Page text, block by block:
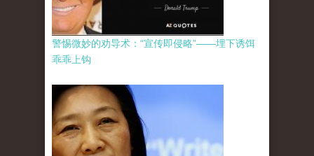
警惕微妙的劝导术：“宣传即侵略”——埋下诱饵
乖乖上钩